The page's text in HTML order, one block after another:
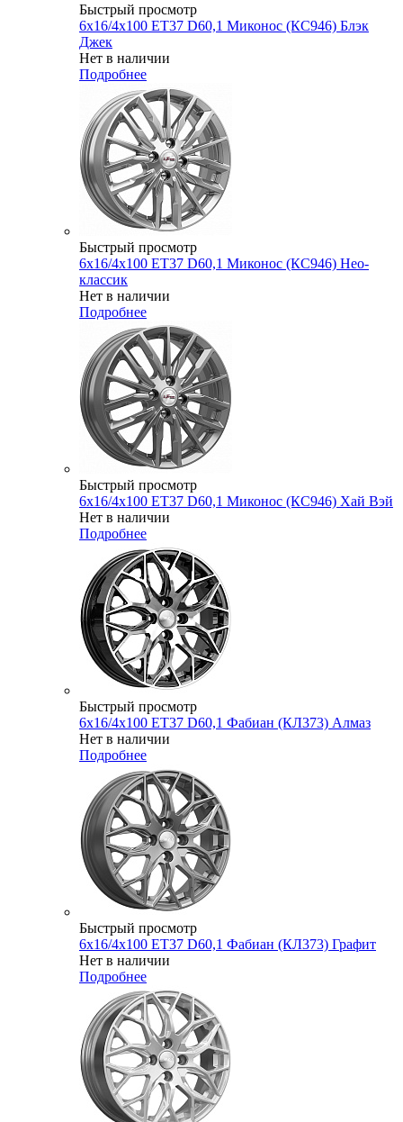
Быстрый просмотр
6x16/4x100 ET37 D60,1 Миконос (КС946) Блэк
Джек
Нет в наличии
Подробнее
Быстрый просмотр
6x16/4x100 ET37 D60,1 Миконос (КС946) Нео-
классик
Нет в наличии
Подробнее
Быстрый просмотр
6x16/4x100 ET37 D60,1 Миконос (КС946) Хай Вэй
Нет в наличии
Подробнее
Быстрый просмотр
6x16/4x100 ET37 D60,1 Фабиан (КЛ373) Алмаз
Нет в наличии
Подробнее
Быстрый просмотр
6x16/4x100 ET37 D60,1 Фабиан (КЛ373) Графит
Нет в наличии
Подробнее